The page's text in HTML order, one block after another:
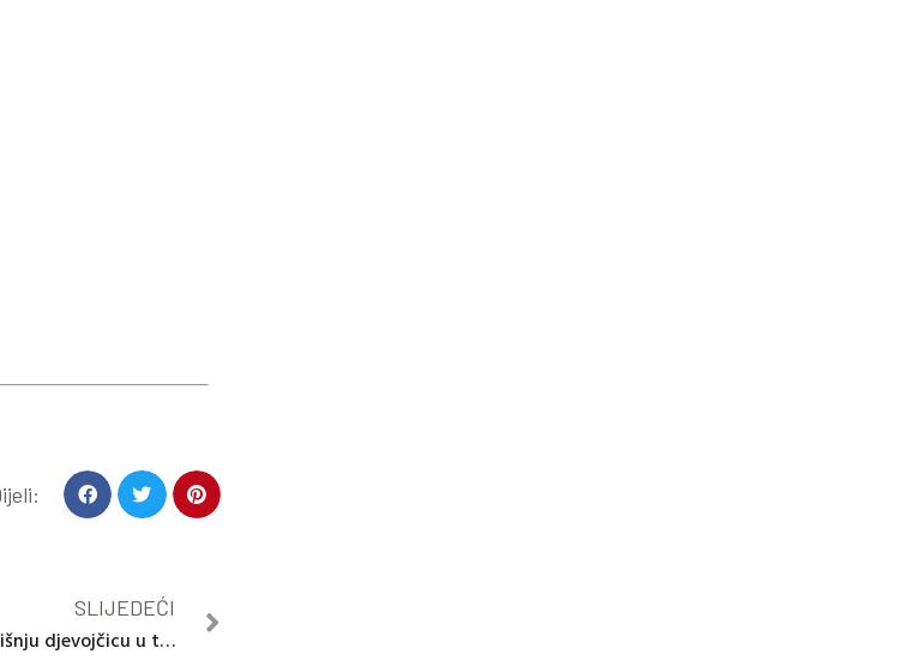
SLIJEDEĆI
Policija ubila 14-godišnju djevojčicu u trgovini